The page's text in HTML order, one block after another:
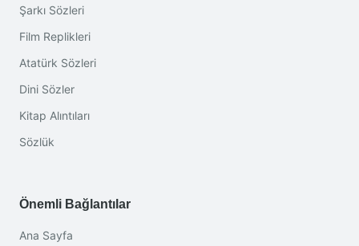
Şarkı Sözleri
Film Replikleri
Atatürk Sözleri
Dini Sözler
Kitap Alıntıları
Sözlük
Önemli Bağlantılar
Ana Sayfa